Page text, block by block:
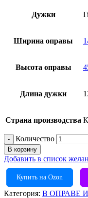
Дужки
Ширина оправы
Высота оправы
Длина дужки
Страна производства
Количество
В корзину
Добавить в список
Купить на Ozon
Категория: В ОПРАВЕ